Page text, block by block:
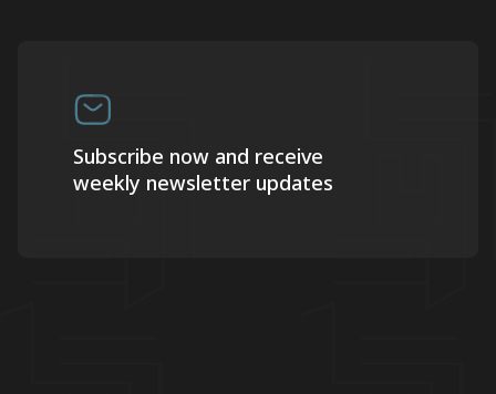
Subscribe now and receive
weekly newsletter updates